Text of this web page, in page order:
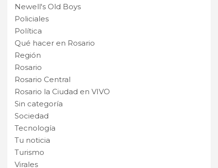
Newell's Old Boys
Policiales
Política
Qué hacer en Rosario
Región
Rosario
Rosario Central
Rosario la Ciudad en VIVO
Sin categoría
Sociedad
Tecnología
Tu noticia
Turismo
Virales